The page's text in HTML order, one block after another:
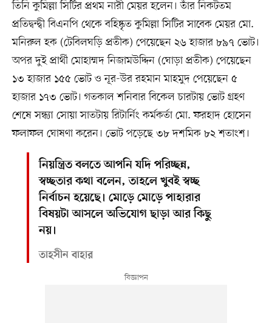
তিনি কুমিল্লা সিটির প্রথম নারী মেয়র হলেন। তাঁর নিকটতম
প্রতিদ্বন্দ্বী বিএনপি থেকে বহিষ্কৃত কুমিল্লা সিটির সাবেক মেয়র মো.
মনিরুল হক (টেবিলঘড়ি প্রতীক) পেয়েছেন ২৬ হাজার ৮৯৭ ভোট।
অপর দুই প্রার্থী মোহাম্মদ নিজামউদ্দিন (ঘোড়া প্রতীক) পেয়েছেন
১৩ হাজার ১৫৫ ভোট ও নূর-উর রহমান মাহমুদ পেয়েছেন ৫
হাজার ১৭৩ ভোট। গতকাল শনিবার বিকেল চারটায় ভোট গ্রহণ
শেষে সন্ধ্যা সোয়া সাতটায় রিটার্নিং কর্মকর্তা মো. ফরহাদ হোসেন
ফলাফল ঘোষণা করেন। ভোট পড়েছে ৩৮ দশমিক ৮২ শতাংশ।
নিয়ন্ত্রিত বলতে আপনি যদি পরিচ্ছন্ন,
স্বচ্ছতার কথা বলেন, তাহলে খুবই স্বচ্ছ
নির্বাচন হয়েছে। মোড়ে মোড়ে পাহারার
বিষয়টা আসলে অভিযোগ ছাড়া আর কিছু
নয়।
তাহসীন বাহার